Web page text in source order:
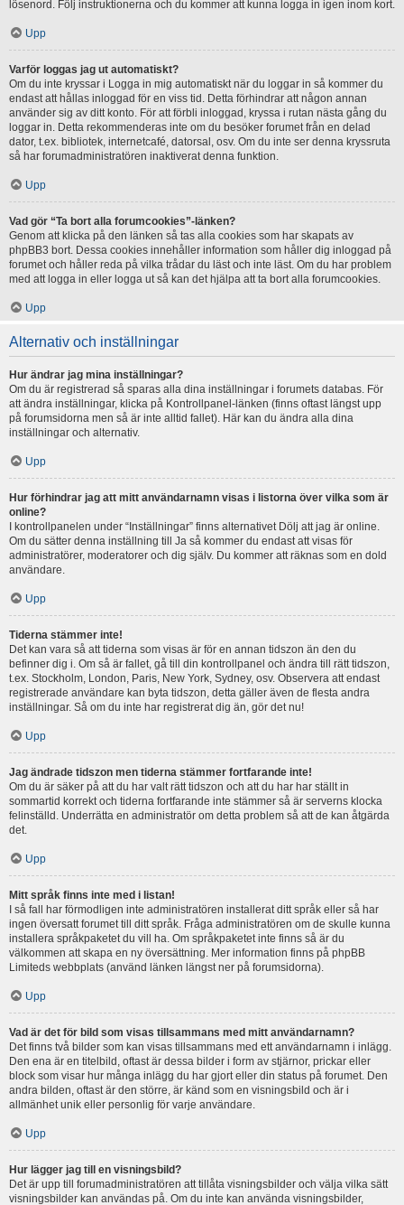
lösenord. Följ instruktionerna och du kommer att kunna logga in igen inom kort.
Upp
Varför loggas jag ut automatiskt?
Om du inte kryssar i Logga in mig automatiskt när du loggar in så kommer du
endast att hållas inloggad för en viss tid. Detta förhindrar att någon annan
använder sig av ditt konto. För att förbli inloggad, kryssa i rutan nästa gång du
loggar in. Detta rekommenderas inte om du besöker forumet från en delad
dator, t.ex. bibliotek, internetcafé, datorsal, osv. Om du inte ser denna kryssruta
så har forumadministratören inaktiverat denna funktion.
Upp
Vad gör “Ta bort alla forumcookies”-länken?
Genom att klicka på den länken så tas alla cookies som har skapats av
phpBB3 bort. Dessa cookies innehåller information som håller dig inloggad på
forumet och håller reda på vilka trådar du läst och inte läst. Om du har problem
med att logga in eller logga ut så kan det hjälpa att ta bort alla forumcookies.
Upp
Alternativ och inställningar
Hur ändrar jag mina inställningar?
Om du är registrerad så sparas alla dina inställningar i forumets databas. För
att ändra inställningar, klicka på Kontrollpanel-länken (finns oftast längst upp
på forumsidorna men så är inte alltid fallet). Här kan du ändra alla dina
inställningar och alternativ.
Upp
Hur förhindrar jag att mitt användarnamn visas i listorna över vilka som är
online?
I kontrollpanelen under “Inställningar” finns alternativet Dölj att jag är online.
Om du sätter denna inställning till Ja så kommer du endast att visas för
administratörer, moderatorer och dig själv. Du kommer att räknas som en dold
användare.
Upp
Tiderna stämmer inte!
Det kan vara så att tiderna som visas är för en annan tidszon än den du
befinner dig i. Om så är fallet, gå till din kontrollpanel och ändra till rätt tidszon,
t.ex. Stockholm, London, Paris, New York, Sydney, osv. Observera att endast
registrerade användare kan byta tidszon, detta gäller även de flesta andra
inställningar. Så om du inte har registrerat dig än, gör det nu!
Upp
Jag ändrade tidszon men tiderna stämmer fortfarande inte!
Om du är säker på att du har valt rätt tidszon och att du har har ställt in
sommartid korrekt och tiderna fortfarande inte stämmer så är serverns klocka
felinställd. Underrätta en administratör om detta problem så att de kan åtgärda
det.
Upp
Mitt språk finns inte med i listan!
I så fall har förmodligen inte administratören installerat ditt språk eller så har
ingen översatt forumet till ditt språk. Fråga administratören om de skulle kunna
installera språkpaketet du vill ha. Om språkpaketet inte finns så är du
välkommen att skapa en ny översättning. Mer information finns på phpBB
Limiteds webbplats (använd länken längst ner på forumsidorna).
Upp
Vad är det för bild som visas tillsammans med mitt användarnamn?
Det finns två bilder som kan visas tillsammans med ett användarnamn i inlägg.
Den ena är en titelbild, oftast är dessa bilder i form av stjärnor, prickar eller
block som visar hur många inlägg du har gjort eller din status på forumet. Den
andra bilden, oftast är den större, är känd som en visningsbild och är i
allmänhet unik eller personlig för varje användare.
Upp
Hur lägger jag till en visningsbild?
Det är upp till forumadministratören att tillåta visningsbilder och välja vilka sätt
visningsbilder kan användas på. Om du inte kan använda visningsbilder,